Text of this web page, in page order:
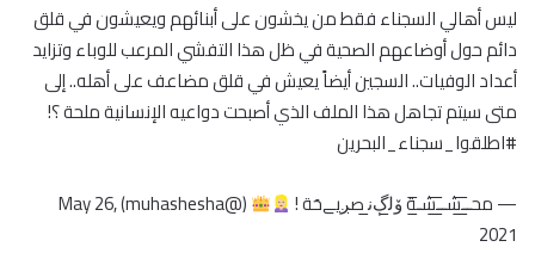
ليس أهالي السجناء فقط من يخشون على أبنائهم ويعيشون في قلق
دائم حول أوضاعهم الصحية في ظل هذا التفشي المرعب للوباء وتزايد
أعداد الوفيات.. السجين أيضاً يعيش في قلق مضاعف على أهله.. إلى
متى سيتم تجاهل هذا الملف الذي أصبحت دواعيه الإنسانية ملحة ؟!
#اطلقوا_سجناء_البحرين
— محـ̲̅ـ̲̅شـ̲̅ـ̲̅شـ̲̅ة ۆﻟ̲ڳﻧ̲ صږيےحَة !
(@muhashesha)
May 26,
2021